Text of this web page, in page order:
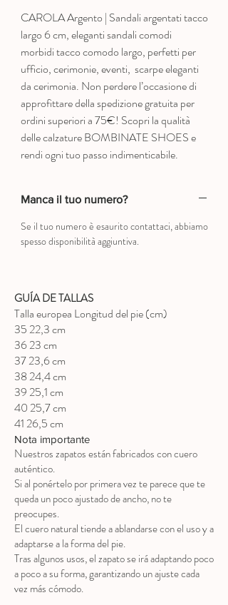
CAROLA Argento | Sandali argentati tacco
largo 6 cm, eleganti sandali comodi
morbidi tacco comodo largo, perfetti per
ufficio, cerimonie, eventi, scarpe eleganti
da cerimonia. Non perdere l’occasione di
approfittare della spedizione gratuita per
ordini superiori a 75€! Scopri la qualità
delle calzature BOMBINATE SHOES e
rendi ogni tuo passo indimenticabile.
Manca il tuo numero?
Se il tuo numero è esaurito contattaci, abbiamo
spesso disponibilità aggiuntiva.
GUÍA DE TALLAS
Talla europea Longitud del pie (cm)
35 22,3 cm
36 23 cm
37 23,6 cm
38 24,4 cm
39 25,1 cm
40 25,7 cm
41 26,5 cm
Nota importante
Nuestros zapatos están fabricados con cuero
auténtico.
Si al ponértelo por primera vez te parece que te
queda un poco ajustado de ancho, no te
preocupes.
El cuero natural tiende a ablandarse con el uso y a
adaptarse a la forma del pie.
Tras algunos usos, el zapato se irá adaptando poco
a poco a su forma, garantizando un ajuste cada
vez más cómodo.